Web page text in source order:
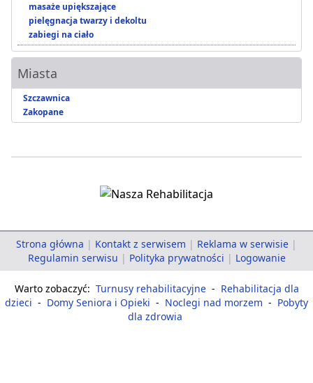
masaże upiększające
pielęgnacja twarzy i dekoltu
zabiegi na ciało
Miasta
Szczawnica
Zakopane
Strona główna | Kontakt z serwisem | Reklama w serwisie |
Regulamin serwisu | Polityka prywatności | Logowanie
Warto zobaczyć: Turnusy rehabilitacyjne - Rehabilitacja dla
dzieci - Domy Seniora i Opieki - Noclegi nad morzem - Pobyty
dla zdrowia